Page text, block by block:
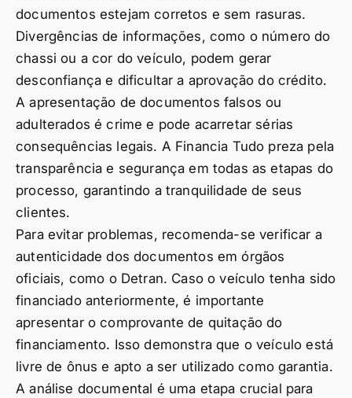
documentos estejam corretos e sem rasuras.
Divergências de informações, como o número do
chassi ou a cor do veículo, podem gerar
desconfiança e dificultar a aprovação do crédito.
A apresentação de documentos falsos ou
adulterados é crime e pode acarretar sérias
consequências legais. A Financia Tudo preza pela
transparência e segurança em todas as etapas do
processo, garantindo a tranquilidade de seus
clientes.
Para evitar problemas, recomenda-se verificar a
autenticidade dos documentos em órgãos
oficiais, como o Detran. Caso o veículo tenha sido
financiado anteriormente, é importante
apresentar o comprovante de quitação do
financiamento. Isso demonstra que o veículo está
livre de ônus e apto a ser utilizado como garantia.
A análise documental é uma etapa crucial para